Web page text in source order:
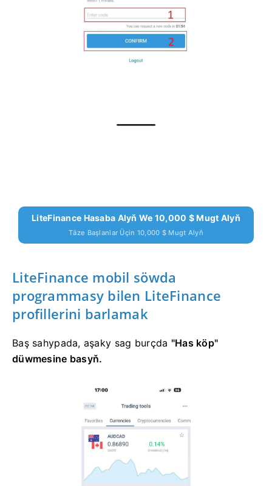
LiteFinance Hasaba Alyň We 10,000 $ Mugt Alyň
Täze Başlanlar Üçin 10,000 $ Mugt Alyň
LiteFinance mobil söwda
programmasy bilen LiteFinance
profillerini barlamak
Baş sahypada, aşaky sag burçda "Has köp"
düwmesine basyň.